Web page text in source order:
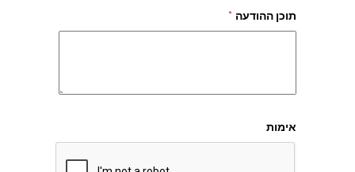
תוכן ההודעה *
אימות